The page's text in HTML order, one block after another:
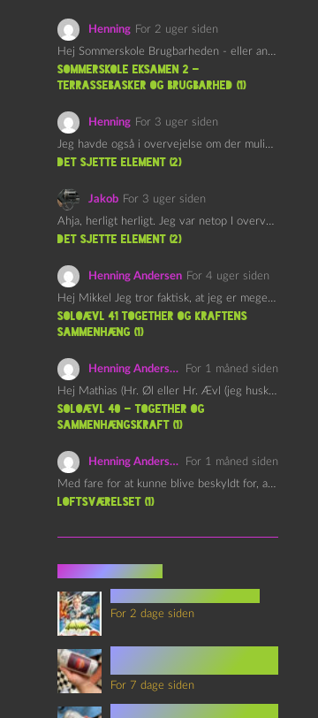
Henning For 2 uger siden
Hej Sommerskole Brugbarheden - eller anvendeligheden - af "Øl&Ævl" er…
Sommerskole Eksamen 2 –
Terrassebasker og Brugbarhed (1)
Henning For 3 uger siden
Jeg havde også i overvejelse om der muligvis kunne være…
det sjette element (2)
Jakob For 3 uger siden
Ahja, herligt herligt. Jeg var netop I overvejelser om at…
det sjette element (2)
Henning Andersen For 4 uger siden
Hej Mikkel Jeg tror faktisk, at jeg er meget enig…
Soloævl 41 Together og Kraftens
Sammenhæng (1)
Henning Andersen
For 1 måned siden
Hej Mathias (Hr. Øl eller Hr. Ævl (jeg husker ikke…
Soloævl 40 – Together og
sammenhængskraft (1)
Henning Andersen
For 1 måned siden
Med fare for at kunne blive beskyldt for, at være…
Loftsværelset (1)
For 2 dage siden
For 7 dage siden